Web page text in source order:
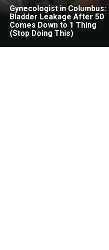
Gynecologist in Columbus:
Bladder Leakage After 50
Comes Down to 1 Thing
(Stop Doing This)